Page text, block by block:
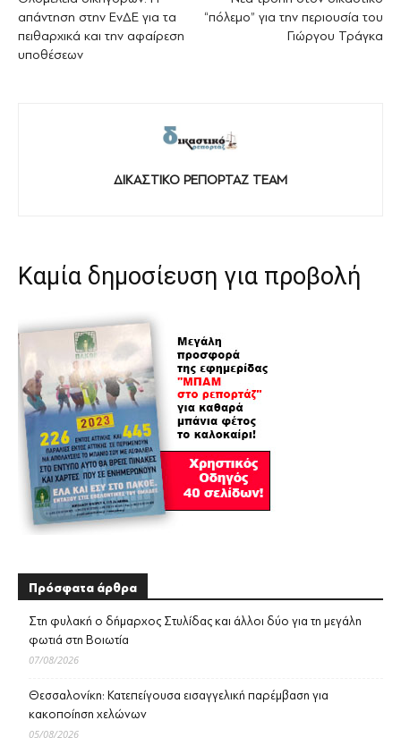
απάντηση στην ΕνΔΕ για τα
πειθαρχικά και την αφαίρεση
υποθέσεων
“πόλεμο” για την περιουσία του
Γιώργου Τράγκα
ΔΙΚΑΣΤΙΚΟ ΡΕΠΟΡΤΑΖ TEAM
Καμία δημοσίευση για προβολή
Πρόσφατα άρθρα
Στη φυλακή ο δήμαρχος Στυλίδας και άλλοι δύο για τη μεγάλη
φωτιά στη Βοιωτία
07/08/2026
Θεσσαλονίκη: Κατεπείγουσα εισαγγελική παρέμβαση για
κακοποίηση χελώνων
05/08/2026